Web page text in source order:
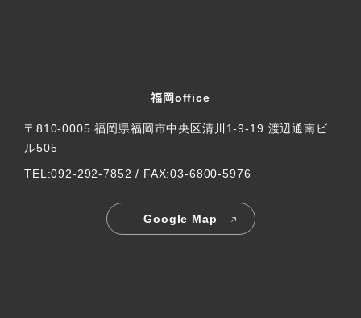
福岡office
〒810-0005 福岡県福岡市中央区清川1-9-19 渡辺通南ビ
ル505
TEL:092-292-7852 / FAX:03-6800-5976
Google Map